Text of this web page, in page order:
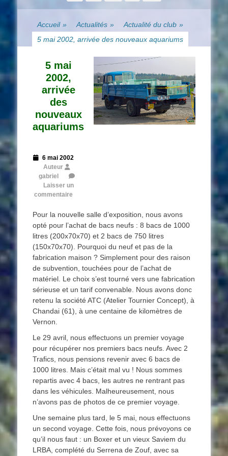
Accueil » Actualités » Actualité du club »
5 mai 2002, arrivée des nouveaux aquariums
5 mai
2002,
arrivée
des
nouveaux
aquariums
Posted6 mai 2002
Auteur
gabriel
Laisser un
commentaire
Pour la nouvelle salle d’exposition, nous avons
opté pour l’achat de bacs neufs : 8 bacs de 1000
litres (200x70x70) et 2 bacs de 750 litres
(150x70x70). Pourquoi du neuf et pas de la
fabrication maison ? Simplement pour des raison
de subvention, touchées pour de l’achat de
matériel. Le choix s’est tourné vers une fabrication
sérieuse et un tarif convenable. Nous avons donc
retenu la société ATC (Atelier Tournier Concept), à
Chandai (61), à une centaine de kilomètres de
Vernon.
Le 29 avril, nous effectuons un premier voyage
pour récupérer nos premiers bacs neufs. Avec 2
Trafics, nous pensions revenir avec 6 bacs de
1000 litres. Mais c’était mal vu ! Nous sommes
repartis avec 4 bacs, les autres ne rentrant pas
dans les véhicules. Malheureusement, nous
n’avons pas de photos de ce premier voyage.
Une semaine plus tard, le 5 mai, nous effectuons
un second voyage. Cette fois, nous prévoyons ce
qu’il nous faut : un Boxer et un vieux Saviem du
LRBA, complété du Serrena de Zouf, avec sa